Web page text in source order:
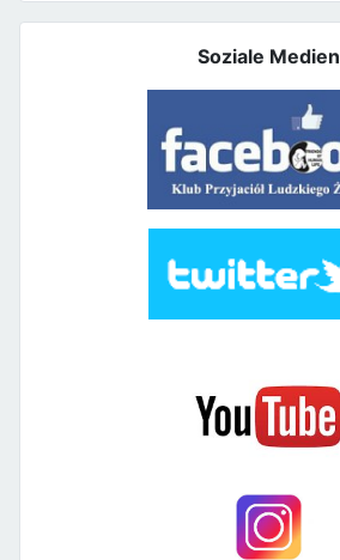
Soziale Medien